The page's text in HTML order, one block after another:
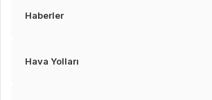
Haberler
Hava Yolları